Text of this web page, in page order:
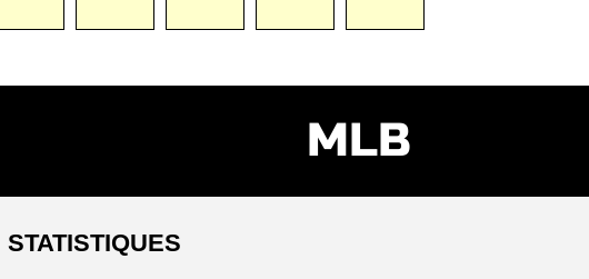
MLB
STATISTIQUES